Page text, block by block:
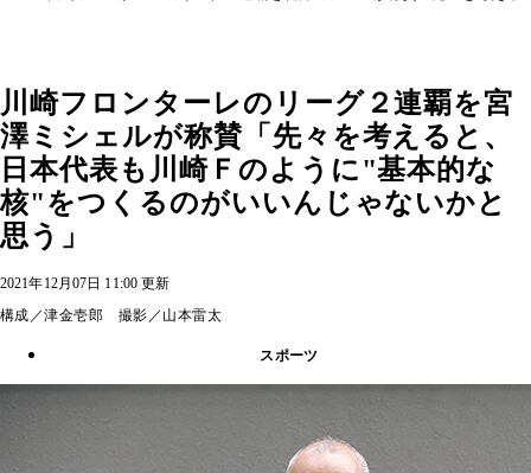
川崎フロンターレのリーグ２連覇を宮
澤ミシェルが称賛「先々を考えると、
日本代表も川崎Ｆのように"基本的な
核"をつくるのがいいんじゃないかと
思う」
2021年12月07日 11:00 更新
構成／津金壱郎 撮影／山本雷太
スポーツ